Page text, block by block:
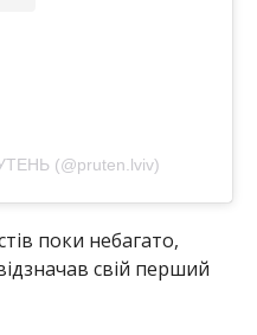
(@pruten.lviv)
поки небагато,
свій перший